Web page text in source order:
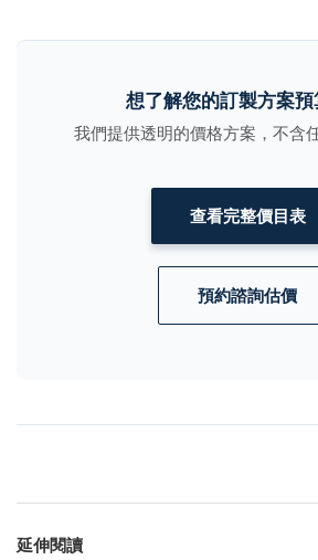
想了解您的訂製方案預
我們提供透明的價格方案，不含
查看完整價目表
預約諮詢估價
延伸閱讀